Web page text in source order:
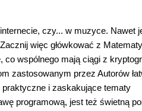
czy... w muzyce. Nawet
więc główkować z
wspólnego mają ciągi z
zastosowanym przez Autorów
i zaskakujące tematy
programową, jest też świetną